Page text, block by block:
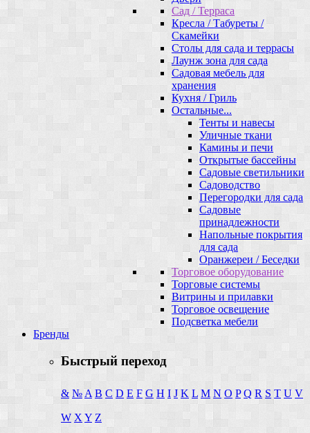
Сад / Терраса
Кресла / Табуреты /
Скамейки
Столы для сада и террасы
Лаунж зона для сада
Садовая мебель для
хранения
Кухня / Гриль
Остальные...
Тенты и навесы
Уличные ткани
Камины и печи
Открытые бассейны
Садовые светильники
Садоводство
Перегородки для сада
Садовые
принадлежности
Напольные покрытия
для сада
Оранжереи / Беседки
Торговое оборудование
Торговые системы
Витрины и прилавки
Торговое освещение
Подсветка мебели
Бренды
Быстрый переход
& № A B C D E F G H I J K L M N O P Q R S T U V
W X Y Z